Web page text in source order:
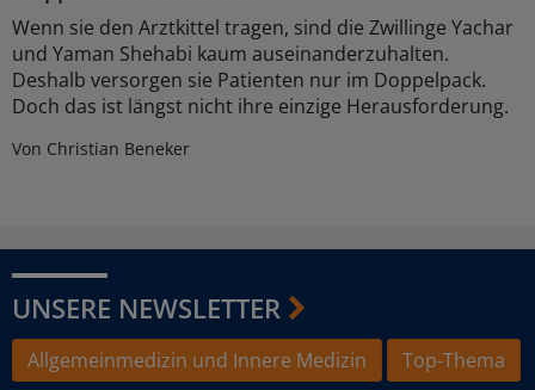
Wenn sie den Arztkittel tragen, sind die Zwillinge Yachar
und Yaman Shehabi kaum auseinanderzuhalten.
Deshalb versorgen sie Patienten nur im Doppelpack.
Doch das ist längst nicht ihre einzige Herausforderung.
Von Christian Beneker
UNSERE NEWSLETTER
Allgemeinmedizin und Innere Medizin Top-Thema